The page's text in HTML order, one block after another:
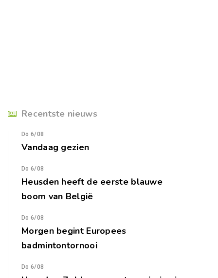
Recentste nieuws
Do 6/08
Vandaag gezien
Do 6/08
Heusden heeft de eerste blauwe
boom van België
Do 6/08
Morgen begint Europees
badmintontornooi
Do 6/08